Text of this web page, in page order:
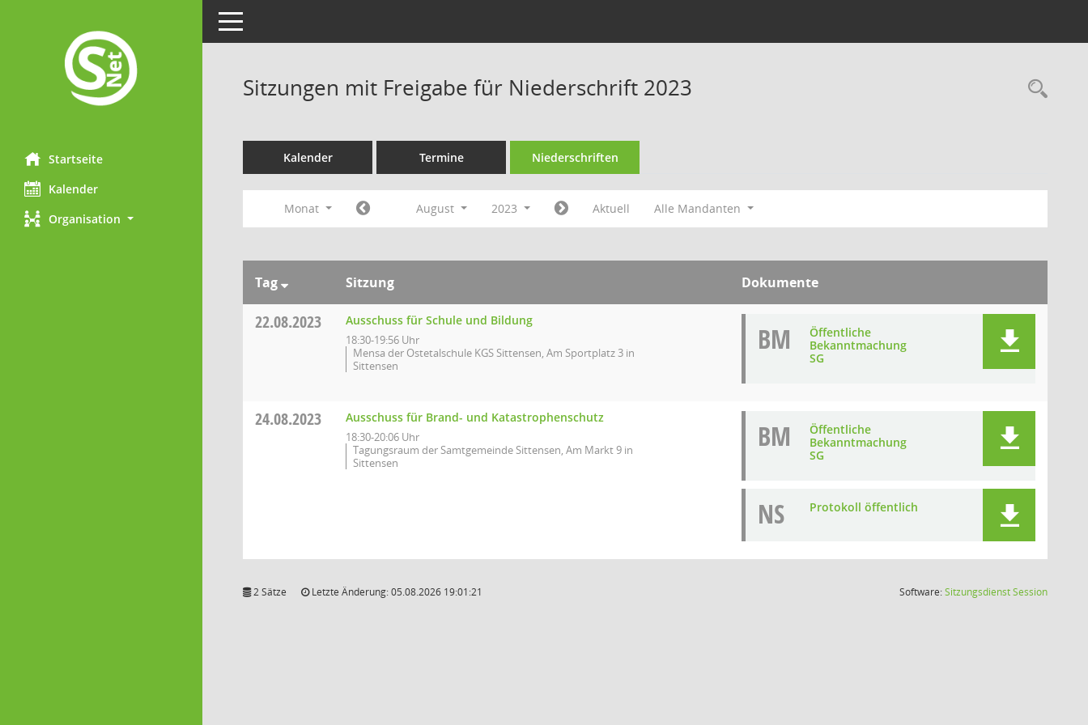
Startseite
Kalender
Organisation
Toggle navigation
Sitzungen mit Freigabe für Niederschrift 2023
Kalender Termine Niederschriften
Monat August 2023 Aktuell Alle Mandanten
Tag Sitzung Dokumente
22.08.2023 Ausschuss für Schule und Bildung
18:30-19:56 Uhr
Mensa der Ostetalschule KGS Sittensen, Am Sportplatz 3 in
Sittensen
BM
Öffentliche
Bekanntmachung
SG
24.08.2023 Ausschuss für Brand- und Katastrophenschutz
18:30-20:06 Uhr
Tagungsraum der Samtgemeinde Sittensen, Am Markt 9 in
Sittensen
BM
Öffentliche
Bekanntmachung
SG
NS Protokoll öffentlich
2 Sätze Letzte Änderung: 05.08.2026 19:01:21 Software:SitzungsdienstSession(Wird in